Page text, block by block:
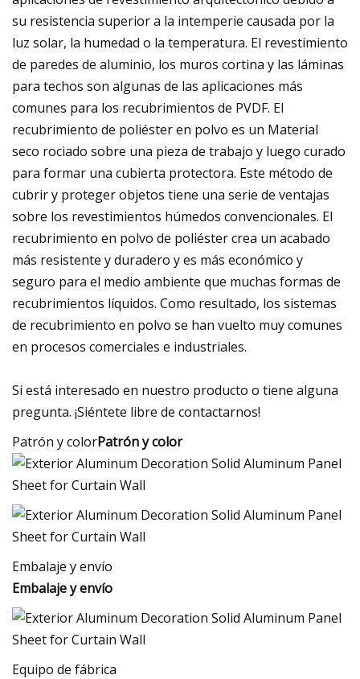
su resistencia superior a la intemperie causada por la
luz solar, la humedad o la temperatura. El revestimiento
de paredes de aluminio, los muros cortina y las láminas
para techos son algunas de las aplicaciones más
comunes para los recubrimientos de PVDF. El
recubrimiento de poliéster en polvo es un Material
seco rociado sobre una pieza de trabajo y luego curado
para formar una cubierta protectora. Este método de
cubrir y proteger objetos tiene una serie de ventajas
sobre los revestimientos húmedos convencionales. El
recubrimiento en polvo de poliéster crea un acabado
más resistente y duradero y es más económico y
seguro para el medio ambiente que muchas formas de
recubrimientos líquidos. Como resultado, los sistemas
de recubrimiento en polvo se han vuelto muy comunes
en procesos comerciales e industriales.
Si está interesado en nuestro producto o tiene alguna
pregunta. ¡Siéntete libre de contactarnos!
Patrón y colorPatrón y color
Embalaje y envío
Embalaje y envío
Equipo de fábrica